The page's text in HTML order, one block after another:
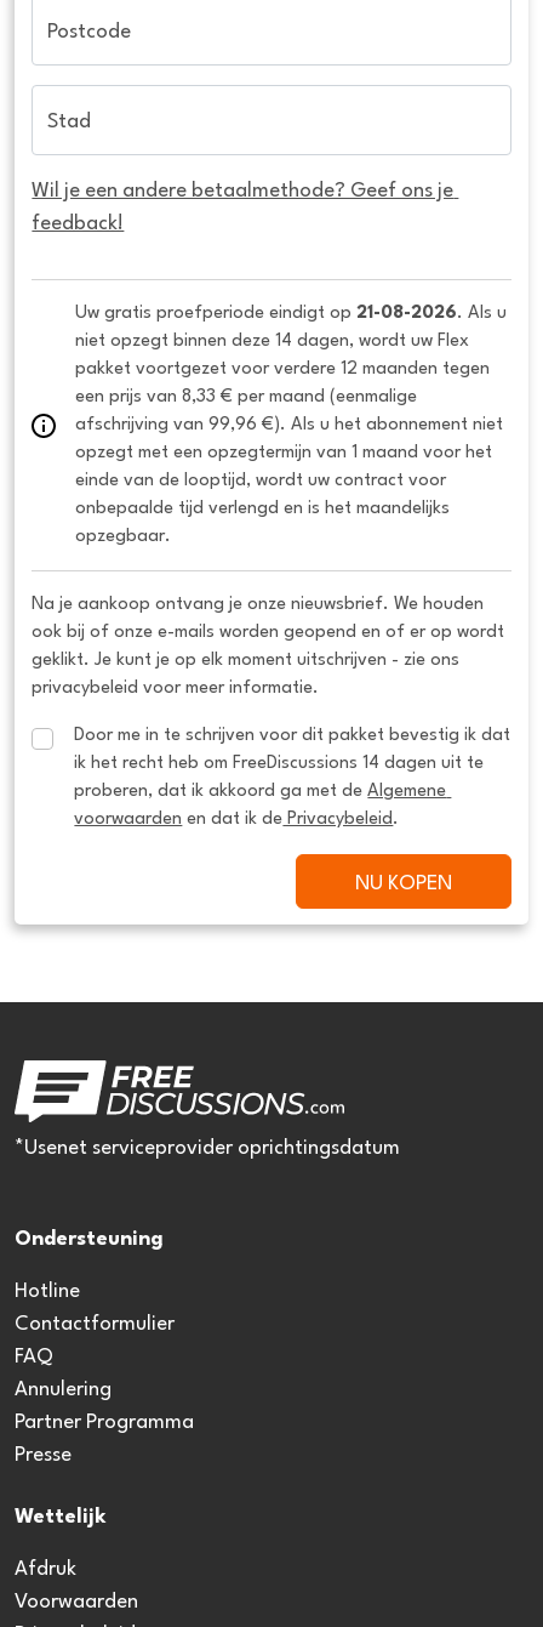
Postcode
Stad
Wil je een andere betaalmethode? Geef ons je
feedback!
Uw gratis proefperiode eindigt op 21-08-2026. Als u
niet opzegt binnen deze 14 dagen, wordt uw Flex
pakket voortgezet voor verdere 12 maanden tegen
een prijs van 8,33 € per maand (eenmalige
afschrijving van 99,96 €). Als u het abonnement niet
opzegt met een opzegtermijn van 1 maand voor het
einde van de looptijd, wordt uw contract voor
onbepaalde tijd verlengd en is het maandelijks
opzegbaar.
Na je aankoop ontvang je onze nieuwsbrief. We houden
ook bij of onze e-mails worden geopend en of er op wordt
geklikt. Je kunt je op elk moment uitschrijven - zie ons
privacybeleid voor meer informatie.
Door me in te schrijven voor dit pakket bevestig ik dat
ik het recht heb om FreeDiscussions 14 dagen uit te
proberen, dat ik akkoord ga met de Algemene
voorwaarden en dat ik de Privacybeleid .
NU KOPEN
*Usenet serviceprovider oprichtingsdatum
Ondersteuning
Hotline
Contactformulier
FAQ
Annulering
Partner Programma
Presse
Wettelijk
Afdruk
Voorwaarden